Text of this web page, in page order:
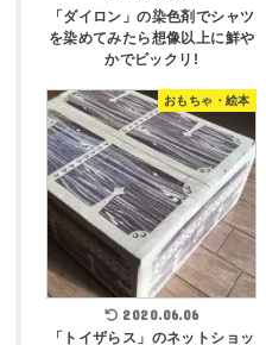
「ダイロン」の染色剤でシャツ
を染めてみたら想像以上に鮮や
かでビックリ!
おもちゃ・絵本
2020.06.06
「トイザらス」のネットショッ